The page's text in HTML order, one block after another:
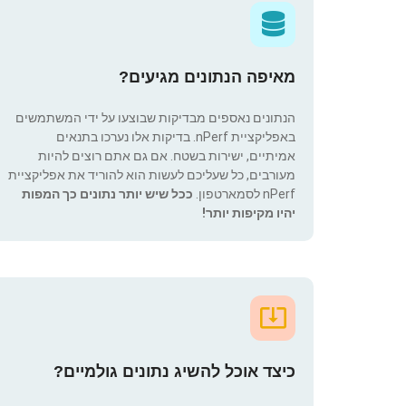
מאיפה הנתונים מגיעים?
הנתונים נאספים מבדיקות שבוצעו על ידי המשתמשים
באפליקציית nPerf. בדיקות אלו נערכו בתנאים
אמיתיים, ישירות בשטח. אם גם אתם רוצים להיות
מעורבים, כל שעליכם לעשות הוא להוריד את אפליקציית
nPerf לסמארטפון.
ככל שיש יותר נתונים כך המפות
יהיו מקיפות יותר!
כיצד אוכל להשיג נתונים גולמיים?